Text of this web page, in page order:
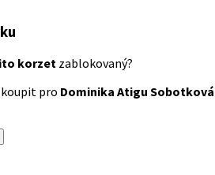
korzet zablokovaný?
pro Dominika Atigu Sobotková